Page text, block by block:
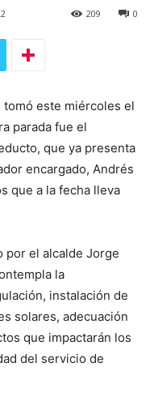
0
209
tomó este miércoles el
parada fue el
que ya presenta
encargado, Andrés
que a la fecha lleva
por el alcalde Jorge
la
instalación de
solares, adecuación
que impactarán los
del servicio de